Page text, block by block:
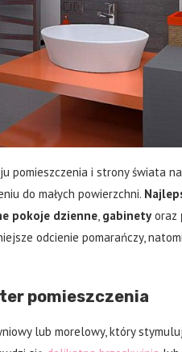
pomieszczenia i strony świata
do małych powierzchni.
pokoje dzienne, gabinetyoraz
odcienie pomarańczy,
pomieszczenia
lub morelowy, który